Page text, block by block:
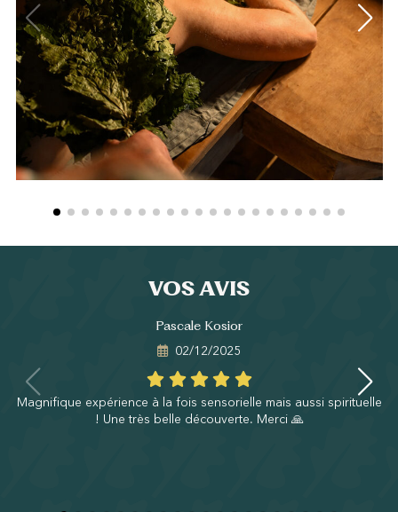
VOS AVIS
Pascale Kosior
02/12/2025
Magnifique expérience à la fois sensorielle mais aussi spirituelle
! Une très belle découverte. Merci 🙏